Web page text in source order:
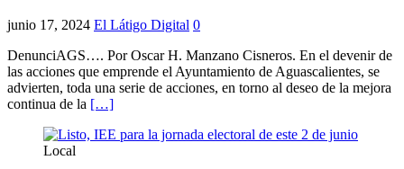
junio 17, 2024 El Látigo Digital 0
DenunciAGS…. Por Oscar H. Manzano Cisneros. En el devenir de
las acciones que emprende el Ayuntamiento de Aguascalientes, se
advierten, toda una serie de acciones, en torno al deseo de la mejora
continua de la […]
Local